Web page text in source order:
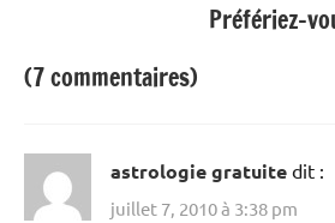
Préfériez-
(7 commentaires)
astrologie gratuite dit :
juillet 7, 2010 à 3:38 pm